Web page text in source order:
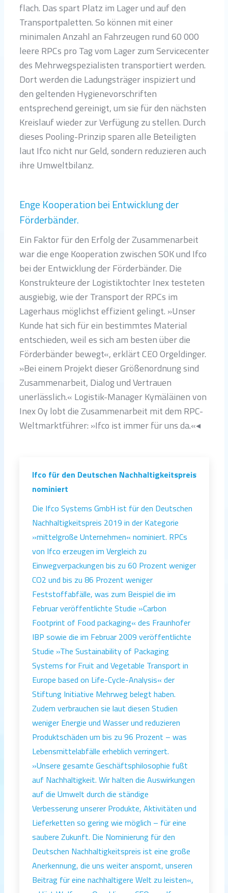
flach. Das spart Platz im Lager und auf den
Transportpaletten. So können mit einer
minimalen Anzahl an Fahrzeugen rund 60 000
leere RPCs pro Tag vom Lager zum Servicecenter
des Mehrwegspezialisten transportiert werden.
Dort werden die Ladungsträger inspiziert und
den geltenden Hygienevorschriften
entsprechend gereinigt, um sie für den nächsten
Kreislauf wieder zur Verfügung zu stellen. Durch
dieses Pooling-Prinzip sparen alle Beteiligten
laut Ifco nicht nur Geld, sondern reduzieren auch
ihre Umweltbilanz.
Enge Kooperation bei Entwicklung der
Förderbänder.
Ein Faktor für den Erfolg der Zusammenarbeit
war die enge Kooperation zwischen SOK und Ifco
bei der Entwicklung der Förderbänder. Die
Konstrukteure der Logistiktochter Inex testeten
ausgiebig, wie der Transport der RPCs im
Lagerhaus möglichst effizient gelingt. »Unser
Kunde hat sich für ein bestimmtes Material
entschieden, weil es sich am besten über die
Förderbänder bewegt«, erklärt CEO Orgeldinger.
»Bei einem Projekt dieser Größenordnung sind
Zusammenarbeit, Dialog und Vertrauen
unerlässlich.« Logistik-Manager Kymäläinen von
Inex Oy lobt die Zusammenarbeit mit dem RPC-
Weltmarktführer: »Ifco ist immer für uns da.«◂
Ifco für den Deutschen Nachhaltigkeitspreis
nominiert
Die Ifco Systems GmbH ist für den Deutschen
Nachhaltigkeitspreis 2019 in der Kategorie
»mittelgroße Unternehmen« nominiert. RPCs
von Ifco erzeugen im Vergleich zu
Einwegverpackungen bis zu 60 Prozent weniger
CO2 und bis zu 86 Prozent weniger
Feststoffabfälle, was zum Beispiel die im
Februar veröffentlichte Studie »Carbon
Footprint of Food packaging« des Fraunhofer
IBP sowie die im Februar 2009 veröffentlichte
Studie »The Sustainability of Packaging
Systems for Fruit and Vegetable Transport in
Europe based on Life-Cycle-Analysis« der
Stiftung Initiative Mehrweg belegt haben.
Zudem verbrauchen sie laut diesen Studien
weniger Energie und Wasser und reduzieren
Produktschäden um bis zu 96 Prozent – was
Lebensmittelabfälle erheblich verringert.
»Unsere gesamte Geschäftsphilosophie fußt
auf Nachhaltigkeit. Wir halten die Auswirkungen
auf die Umwelt durch die ständige
Verbesserung unserer Produkte, Aktivitäten und
Lieferketten so gering wie möglich – für eine
saubere Zukunft. Die Nominierung für den
Deutschen Nachhaltigkeitspreis ist eine große
Anerkennung, die uns weiter anspornt, unseren
Beitrag für eine nachhaltigere Welt zu leisten«,